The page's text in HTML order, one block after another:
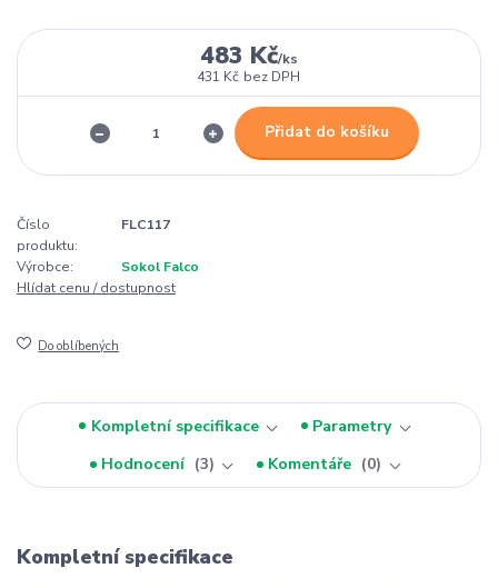
483 Kč/ks
431 Kč bez DPH
Přidat do košíku
Číslo
produktu:
FLC117
Výrobce:
Sokol Falco
Hlídat cenu / dostupnost
Do oblíbených
Kompletní specifikace
Parametry
Hodnocení
3 Komentáře 0
Kompletní specifikace